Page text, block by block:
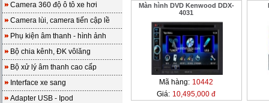
Camera 360 độ ô tô xe hơi
Camera lùi, camera tiến cập lề
Phụ kiện âm thanh - hình ảnh
Bộ chia kênh, ĐK vôlăng
Bộ xử lý âm thanh cao cấp
Interface xe sang
Adapter USB - Ipod
Màn hình DVD Kenwood DDX-
4031
Mã hàng: 10442
Giá: 10,495,000 đ